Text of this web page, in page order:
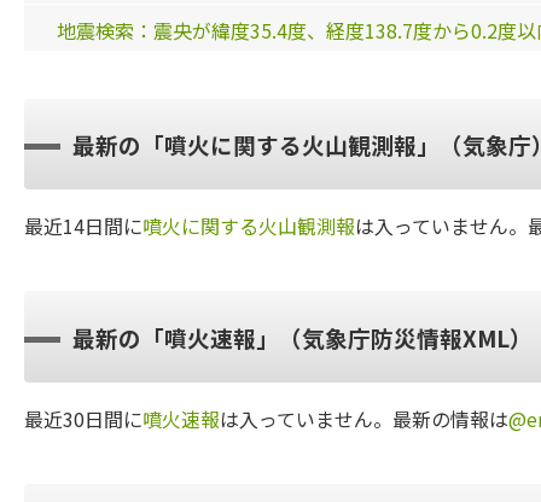
地震検索：震央が緯度35.4度、経度138.7度から0.2度
最新の「噴火に関する火山観測報」（気象庁
最近14日間に噴火に関する火山観測報は入っていません。
最新の「噴火速報」（気象庁防災情報XML）
最近30日間に噴火速報は入っていません。最新の情報は